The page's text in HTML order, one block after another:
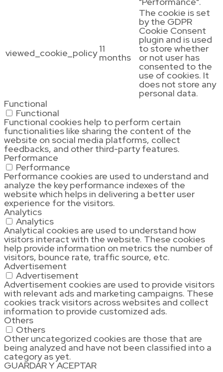
viewed_cookie_policy 11
months
The cookie is set
by the GDPR
Cookie Consent
plugin and is used
to store whether
or not user has
consented to the
use of cookies. It
does not store any
personal data.
Functional
Functional
Functional cookies help to perform certain
functionalities like sharing the content of the
website on social media platforms, collect
feedbacks, and other third-party features.
Performance
Performance
Performance cookies are used to understand and
analyze the key performance indexes of the
website which helps in delivering a better user
experience for the visitors.
Analytics
Analytics
Analytical cookies are used to understand how
visitors interact with the website. These cookies
help provide information on metrics the number of
visitors, bounce rate, traffic source, etc.
Advertisement
Advertisement
Advertisement cookies are used to provide visitors
with relevant ads and marketing campaigns. These
cookies track visitors across websites and collect
information to provide customized ads.
Others
Others
Other uncategorized cookies are those that are
being analyzed and have not been classified into a
category as yet.
GUARDAR Y ACEPTAR